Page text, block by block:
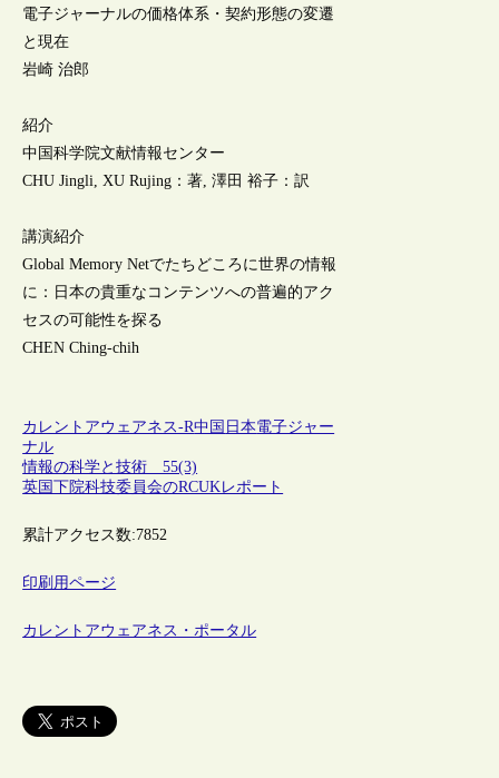
電子ジャーナルの価格体系・契約形態の変遷
と現在
岩崎 治郎
紹介
中国科学院文献情報センター
CHU Jingli, XU Rujing：著, 澤田 裕子：訳
講演紹介
Global Memory Netでたちどころに世界の情報
に：日本の貴重なコンテンツへの普遍的アク
セスの可能性を探る
CHEN Ching-chih
カレントアウェアネス-R中国 日本電子ジャー
ナル
情報の科学と技術 55(3)
英国下院科技委員会のRCUKレポート
累計アクセス数:7852
印刷用ページ
カレントアウェアネス・ポータル